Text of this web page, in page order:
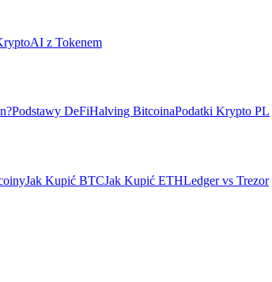
AI z Tokenem
Podstawy DeFiHalving BitcoinaPodatki Krypto PL
Jak Kupić BTCJak Kupić ETHLedger vs Trezor